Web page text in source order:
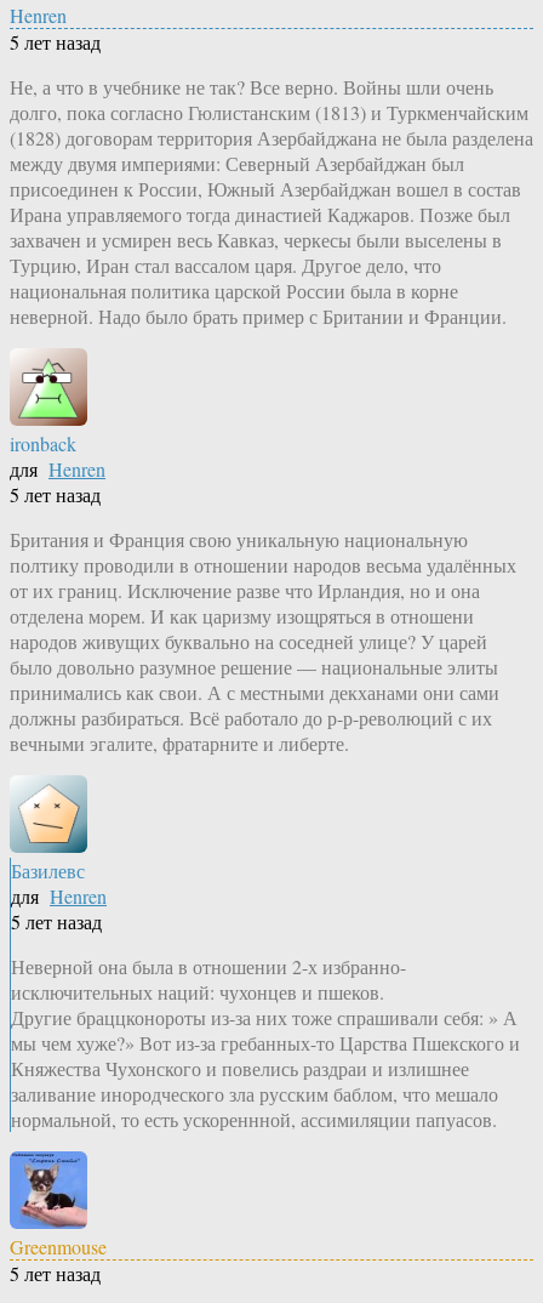
Henren
5 лет назад
Не, а что в учебнике не так? Все верно. Войны шли очень
долго, пока согласно Гюлистанским (1813) и Туркменчайским
(1828) договорам территория Азербайджана не была разделена
между двумя империями: Северный Азербайджан был
присоединен к России, Южный Азербайджан вошел в состав
Ирана управляемого тогда династией Каджаров. Позже был
захвачен и усмирен весь Кавказ, черкесы были выселены в
Турцию, Иран стал вассалом царя. Другое дело, что
национальная политика царской России была в корне
неверной. Надо было брать пример с Британии и Франции.
ironback
для Henren
5 лет назад
Британия и Франция свою уникальную национальную
полтику проводили в отношении народов весьма удалённых
от их границ. Исключение разве что Ирландия, но и она
отделена морем. И как царизму изощряться в отношени
народов живущих буквально на соседней улице? У царей
было довольно разумное решение — национальные элиты
принимались как свои. А с местными декханами они сами
должны разбираться. Всё работало до р-р-революций с их
вечными эгалите, фратарните и либерте.
Базилевс
для Henren
5 лет назад
Неверной она была в отношении 2-х избранно-
исключительных наций: чухонцев и пшеков.
Другие браццконороты из-за них тоже спрашивали себя: » А
мы чем хуже?» Вот из-за гребанных-то Царства Пшекского и
Княжества Чухонского и повелись раздраи и излишнее
заливание инородческого зла русским баблом, что мешало
нормальной, то есть ускореннной, ассимиляции папуасов.
Greenmouse
5 лет назад